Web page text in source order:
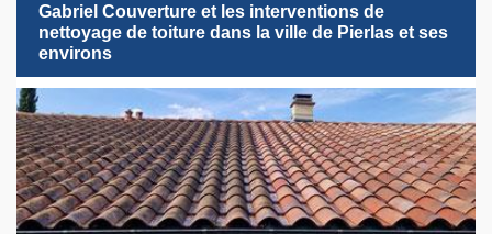
Gabriel Couverture et les interventions de
nettoyage de toiture dans la ville de Pierlas et ses
environs